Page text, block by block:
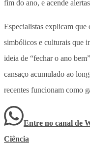
fim do ano, e acende
Especialistas explicam
simbólicos e culturais que
ideia de “fechar o ano
cansaço acumulado ao
recentes funcionam como
Entre no canal de
Ciência